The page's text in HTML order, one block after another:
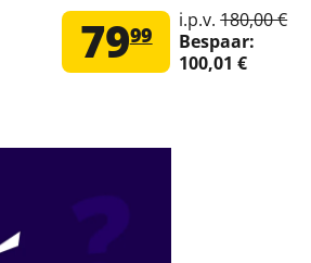
7999
i.p.v.180,00 €
Bespaar:
100,01 €